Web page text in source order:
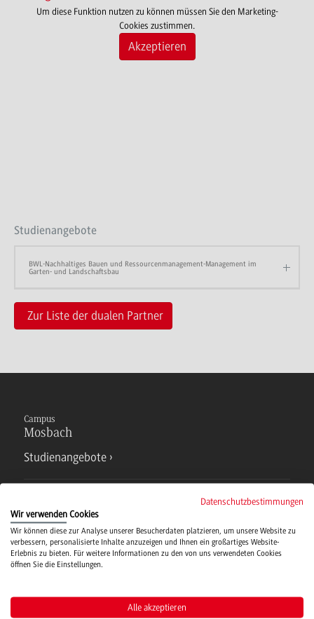
Um diese Funktion nutzen zu können müssen Sie den Marketing-
Cookies zustimmen.
Akzeptieren
Studienangebote
BWL-Nachhaltiges Bauen und Ressourcenmanagement-Management im
Garten- und Landschaftsbau
Zur Liste der dualen Partner
Campus
Mosbach
Studienangebote
Campusmensa
Datenschutzbestimmungen
Wir verwenden Cookies
Wir können diese zur Analyse unserer Besucherdaten platzieren, um unsere Website zu
verbessern, personalisierte Inhalte anzuzeigen und Ihnen ein großartiges Website-
Erlebnis zu bieten. Für weitere Informationen zu den von uns verwendeten Cookies
öffnen Sie die Einstellungen.
Alle akzeptieren